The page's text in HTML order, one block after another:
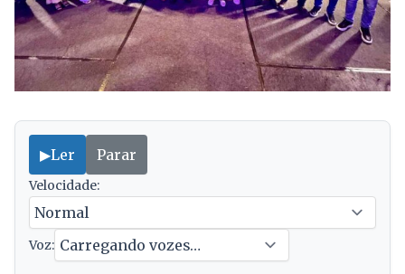
▶Ler Parar
Velocidade:
Voz: